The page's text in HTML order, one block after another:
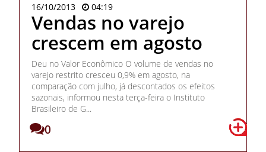
16/10/2013 04:19
Vendas no varejo
crescem em agosto
Deu no Valor Econômico O volume de vendas no
varejo restrito cresceu 0,9% em agosto, na
comparação com julho, já descontados os efeitos
sazonais, informou nesta terça-feira o Instituto
Brasileiro de G...
0